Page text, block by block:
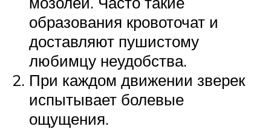
образования кровоточат и
доставляют пушистому
любимцу неудобства.
При каждом движении зверек
испытывает болевые
ощущения.